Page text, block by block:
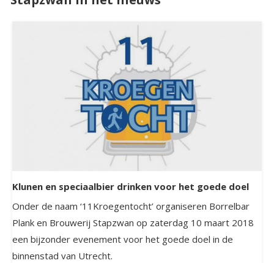
Klunen en speciaalbier drinken voor het goede doel
Onder de naam ‘11Kroegentocht’ organiseren Borrelbar
Plank en Brouwerij Stapzwan op zaterdag 10 maart 2018
een bijzonder evenement voor het goede doel in de
binnenstad van Utrecht.